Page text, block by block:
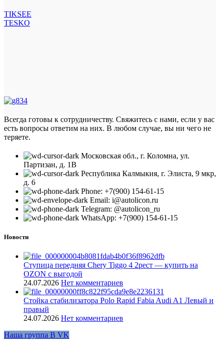
TIKSEE
TESKO
Всегда готовы к сотрудничеству. Свяжитесь с нами, если у вас
есть вопросы ответим на них. В любом случае, вы ни чего не
теряете.
Московская обл., г. Коломна, ул.
Партизан, д. 1В
Республика Калмыкия, г. Элиста, 9 мкр,
д. 6
Phone: +7(900) 154-61-15
Email: i@autolicon.ru
Telegram: @autolicon_ru
WhatsApp: +7(900) 154-61-15
Новости
Ступица передняя Chery Tiggo 4 2рест — купить на
OZON с выгодой
24.07.2026 Нет комментариев
Стойка стабилизатора Polo Rapid Fabia Audi A1 Левый и
правый
24.07.2026 Нет комментариев
Наша группа В VK